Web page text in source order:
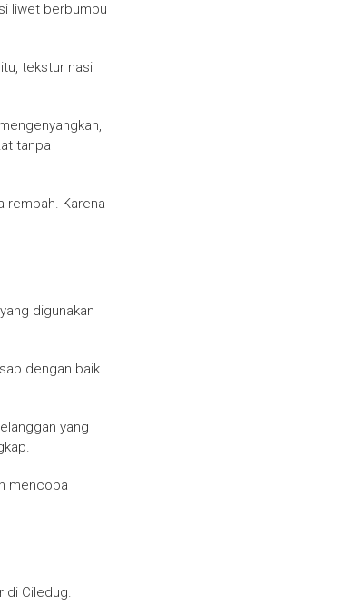
liwet berbumbu
tekstur nasi
tanpa
rempah. Karena
digunakan
dengan baik
yang
mencoba
di Ciledug.